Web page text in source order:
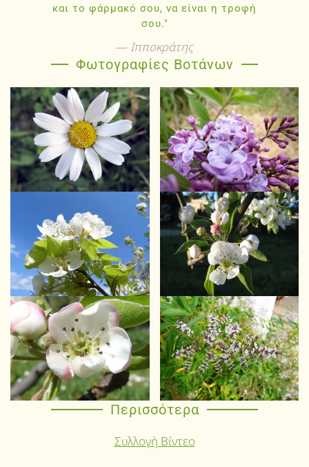
και το φάρμακό σου, να είναι η τροφή
σου."
Ιπποκράτης
Φωτογραφίες Βοτάνων
Περισσότερα
Συλλογή Βίντεο